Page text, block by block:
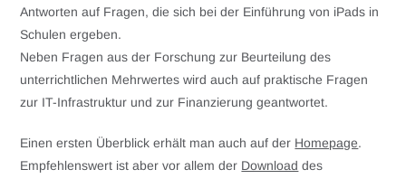
Antworten auf Fragen, die sich bei der Einführung von iPads in
Schulen ergeben.
Neben Fragen aus der Forschung zur Beurteilung des
unterrichtlichen Mehrwertes wird auch auf praktische Fragen
zur IT-Infrastruktur und zur Finanzierung geantwortet.
Einen ersten Überblick erhält man auch auf der Homepage.
Empfehlenswert ist aber vor allem der Download des